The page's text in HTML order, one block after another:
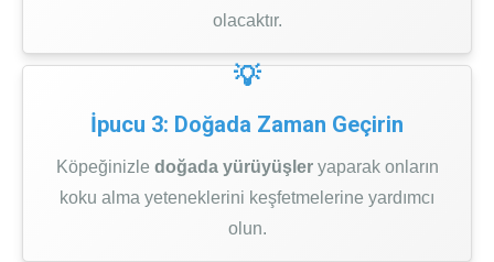
olacaktır.
İpucu 3: Doğada Zaman Geçirin
Köpeğinizle doğada yürüyüşleryaparak onların
koku alma yeteneklerini keşfetmelerine yardımcı
olun.